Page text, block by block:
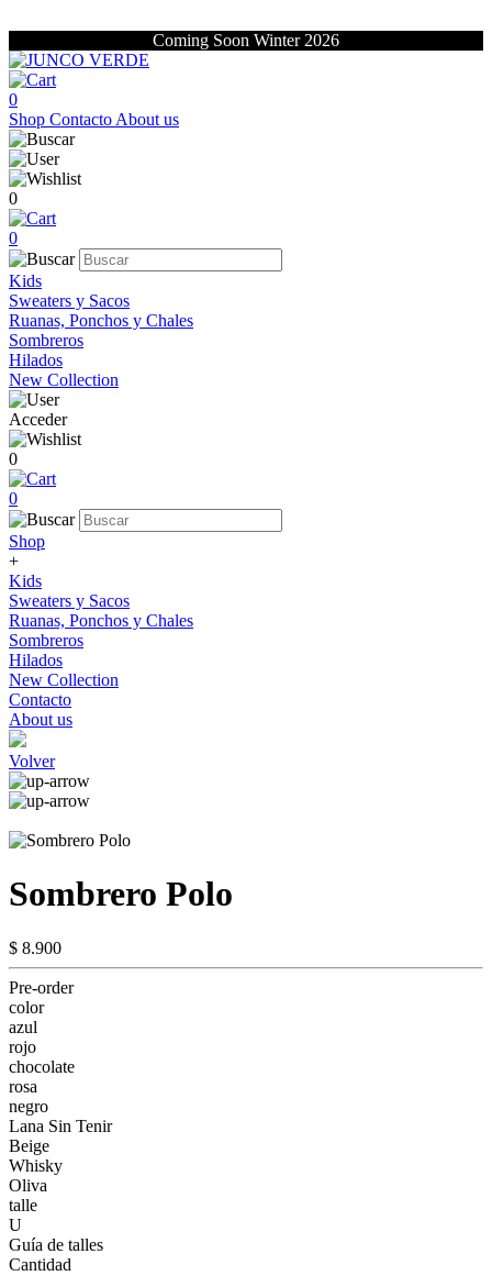
Coming Soon Winter 2026
0
Shop Contacto About us
0
0
Kids
Sweaters y Sacos
Ruanas, Ponchos y Chales
Sombreros
Hilados
New Collection
Acceder
0
0
Shop
+
Kids
Sweaters y Sacos
Ruanas, Ponchos y Chales
Sombreros
Hilados
New Collection
Contacto
About us
Volver
Sombrero Polo
$ 8.900
Pre-order
color
azul
rojo
chocolate
rosa
negro
Lana Sin Tenir
Beige
Whisky
Oliva
talle
U
Guía de talles
Cantidad